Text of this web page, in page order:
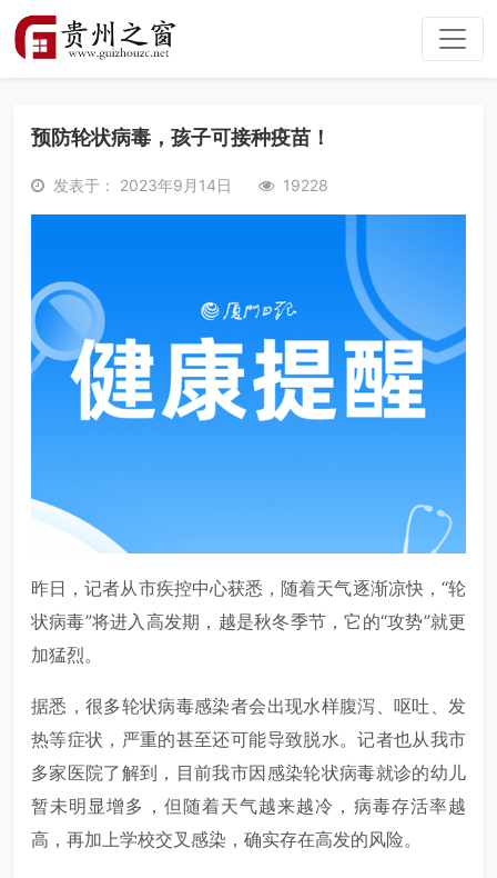
预防轮状病毒，孩子可接种疫苗！
发表于： 2023年9月14日 19228
昨日，记者从市疾控中心获悉，随着天气逐渐凉快，“轮
状病毒”将进入高发期，越是秋冬季节，它的“攻势”就更
加猛烈。
据悉，很多轮状病毒感染者会出现水样腹泻、呕吐、发
热等症状，严重的甚至还可能导致脱水。记者也从我市
多家医院了解到，目前我市因感染轮状病毒就诊的幼儿
暂未明显增多，但随着天气越来越冷，病毒存活率越
高，再加上学校交叉感染，确实存在高发的风险。